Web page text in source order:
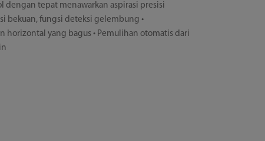
dengan tepat menawarkan aspirasi presisi
bekuan, fungsi deteksi gelembung •
horizontal yang bagus • Pemulihan otomatis dari